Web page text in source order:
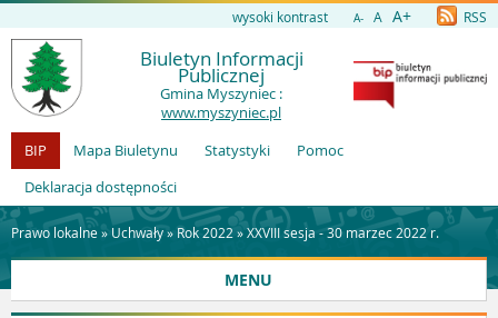
wysoki kontrast A- A A+ RSS
Biuletyn Informacji
Publicznej
Gmina Myszyniec :
www.myszyniec.pl
BIP
Mapa Biuletynu Statystyki
Pomoc
Deklaracja dostępności
Prawo lokalne » Uchwały» Rok 2022 »XXVIII sesja - 30 marzec 2022 r.
MENU